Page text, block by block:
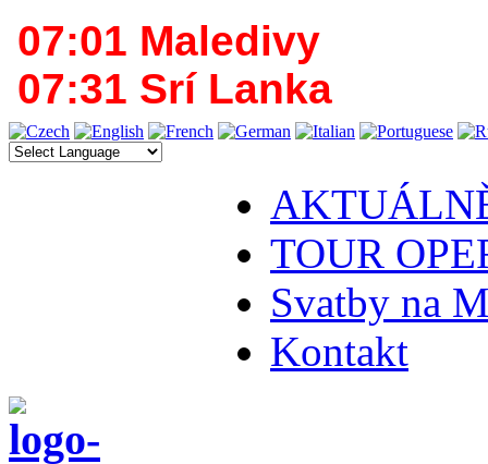
07:01 Maledivy
07:31 Srí Lanka
TOUR
Svatby na
Kontakt